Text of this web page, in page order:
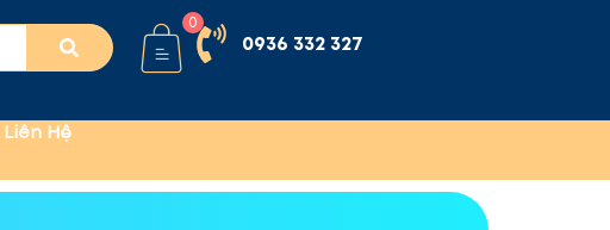
0
0936 332 327
Liên Hệ